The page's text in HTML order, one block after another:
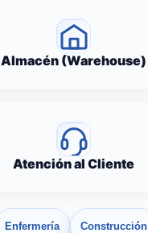
Almacén (Warehouse)
Atención al Cliente
Enfermería Construcción